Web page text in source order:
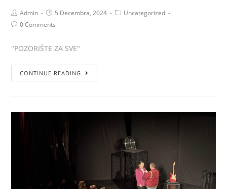
Admin 5 Decembra, 2024
Uncategorized
0 Comments
"POZORIŠTE ZA SVE"
CONTINUE READING